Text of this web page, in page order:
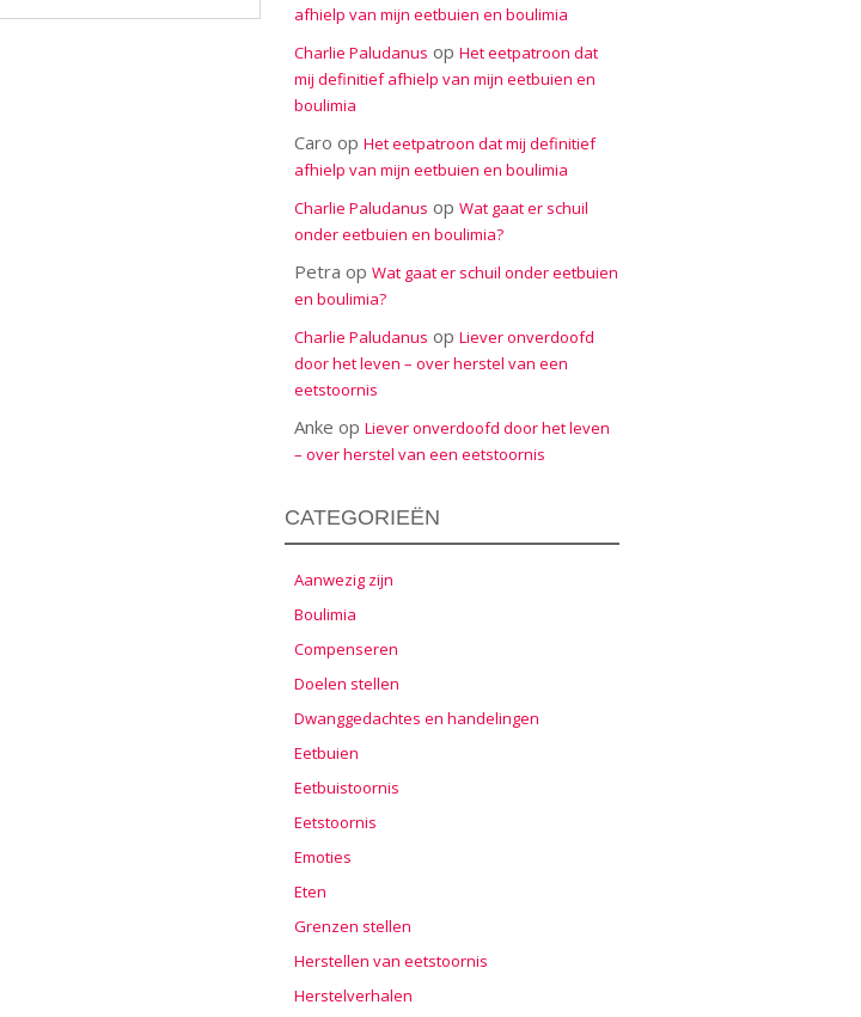
afhielp van mijn eetbuien en boulimia
Charlie Paludanus op Het eetpatroon dat
mij definitief afhielp van mijn eetbuien en
boulimia
Caro op Het eetpatroon dat mij definitief
afhielp van mijn eetbuien en boulimia
Charlie Paludanus op Wat gaat er schuil
onder eetbuien en boulimia?
Petra op Wat gaat er schuil onder eetbuien
en boulimia?
Charlie Paludanus op Liever onverdoofd
door het leven – over herstel van een
eetstoornis
Anke op Liever onverdoofd door het leven
– over herstel van een eetstoornis
CATEGORIEËN
Aanwezig zijn
Boulimia
Compenseren
Doelen stellen
Dwanggedachtes en handelingen
Eetbuien
Eetbuistoornis
Eetstoornis
Emoties
Eten
Grenzen stellen
Herstellen van eetstoornis
Herstelverhalen